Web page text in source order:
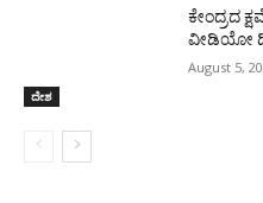
ದೇಶ
ಕೇಂದ್ರದ
ವೀಡಿಯೋ
August 5,